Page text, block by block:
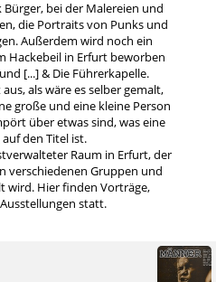
bei der Malereien und
die Portraits von Punks und
Außerdem wird noch ein
Hackebeil in Erfurt beworben
[...] & Die Führerkapelle.
als wäre es selber gemalt,
große und eine kleine Person
über etwas sind, was eine
den Titel ist.
Raum in Erfurt, der
verschiedenen Gruppen und
wird. Hier finden Vorträge,
statt.